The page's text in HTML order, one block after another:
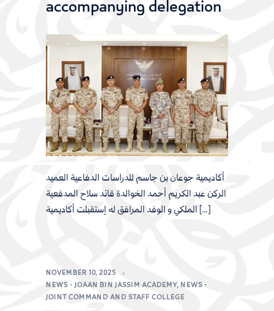
accompanying delegation
أكاديمية جوعان بن جاسم للدراسات الدفاعية العميد
الركن عبد الكريم أحمد الخوالدة قائد سلاح المدفعية
الملكي و الوفد المرافق له إستقبلت أكاديمية […]
NOVEMBER 10, 2025
NEWS - JOAAN BIN JASSIM ACADEMY, NEWS -
JOINT COMMAND AND STAFF COLLEGE